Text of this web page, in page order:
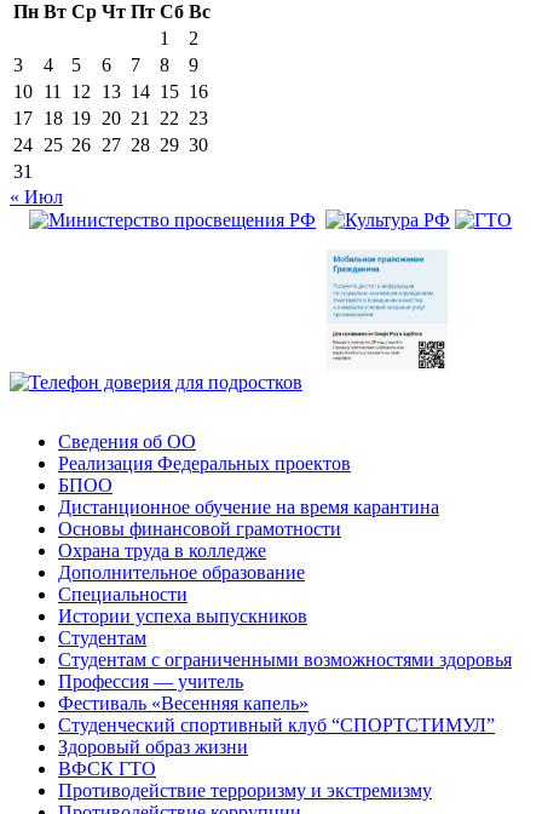
Пн Вт Ср Чт Пт Сб Вс
1
2
3
4 5 6 7 8
9
10 11 12 13 14 15 16
17 18 19 20 21 22 23
24 25 26 27 28 29 30
31
« Июл
Сведения об ОО
Реализация Федеральных проектов
БПОО
Дистанционное обучение на время карантина
Основы финансовой грамотности
Охрана труда в колледже
Дополнительное образование
Специальности
Истории успеха выпускников
Студентам
Студентам с ограниченными возможностями здоровья
Профессия — учитель
Фестиваль «Весенняя капель»
Студенческий спортивный клуб “СПОРТСТИМУЛ”
Здоровый образ жизни
ВФСК ГТО
Противодействие терроризму и экстремизму